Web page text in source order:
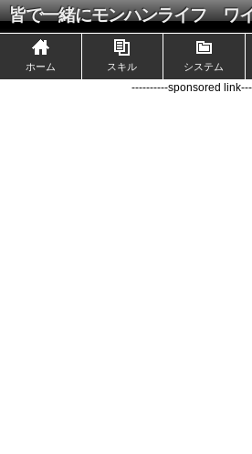
皆で一緒にモンハンライフ ワ
ホーム スキル システム
----------sponsored